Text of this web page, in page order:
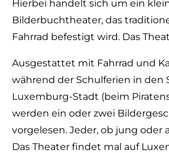
Hierbei handelt sich um ein
Bilderbuchtheater, das
Fahrrad befestigt wird. Das
Ausgestattet mit Fahrrad und
während der Schulferien in den
Luxemburg-Stadt (beim
werden ein oder zwei
vorgelesen. Jeder, ob jung oder
Das Theater findet mal auf